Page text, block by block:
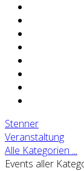
Stenner
Veranstaltung
Alle Kategorien ...
Events aller